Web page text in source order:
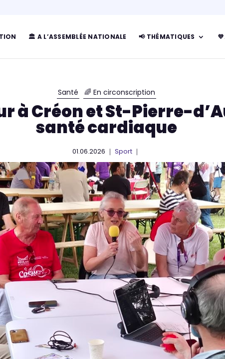
🏛 A L’ASSEMBLÉE NATIONALE 📢 THÉMATIQUES 💜
Santé 🌈 En circonscription
à Créon et St-Pierre-
santé cardiaque
01.06.2026 ｜ Sport ｜